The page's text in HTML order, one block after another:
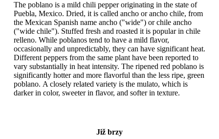
The poblano is a mild chili pepper originating in the state of
Puebla, Mexico. Dried, it is called ancho or ancho chile, from
the Mexican Spanish name ancho ("wide") or chile ancho
("wide chile"). Stuffed fresh and roasted it is popular in chile
relleno. While poblanos tend to have a mild flavor,
occasionally and unpredictably, they can have significant heat.
Different peppers from the same plant have been reported to
vary substantially in heat intensity. The ripened red poblano is
significantly hotter and more flavorful than the less ripe, green
poblano. A closely related variety is the mulato, which is
darker in color, sweeter in flavor, and softer in texture.
Již brzy